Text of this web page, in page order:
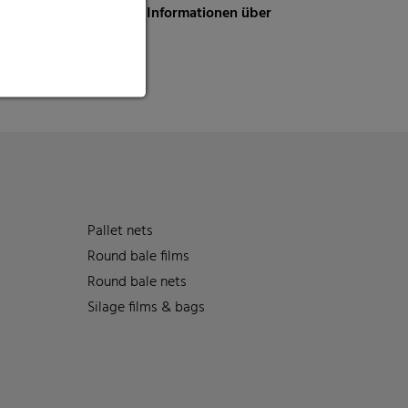
RKW-Gruppe sowie Informationen über
Pallet nets
Round bale films
Round bale nets
Silage films & bags